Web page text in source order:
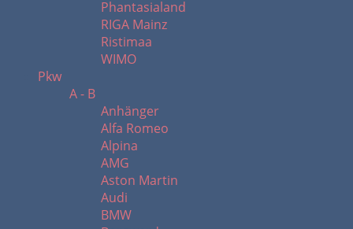
Phantasialand
RIGA Mainz
Ristimaa
WIMO
Pkw
A - B
Anhänger
Alfa Romeo
Alpina
AMG
Aston Martin
Audi
BMW